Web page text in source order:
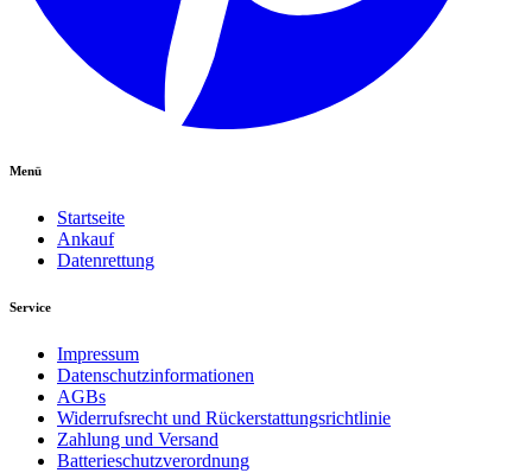
Menü
Startseite
Ankauf
Datenrettung
Service
Impressum
Datenschutzinformationen
AGBs
Widerrufsrecht und Rückerstattungsrichtlinie
Zahlung und Versand
Batterieschutzverordnung